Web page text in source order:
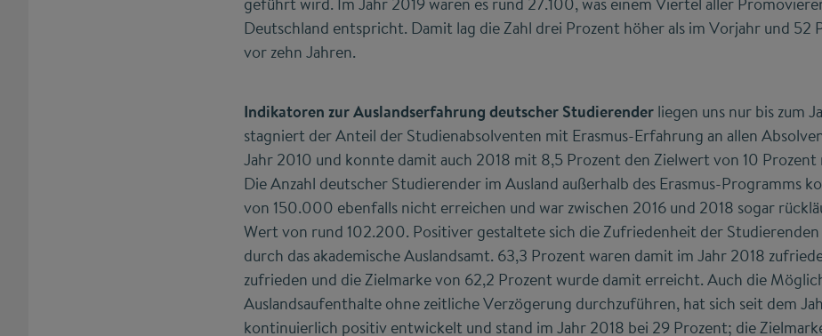
Deutschland entspricht. Damit lag die Zahl drei Prozent höher als im Vorjahr und 52
vor zehn Jahren.
Indikatoren zur Auslandserfahrung deutscher Studierender liegen uns nur bis zum
stagniert der Anteil der Studienabsolventen mit Erasmus-Erfahrung an allen
Jahr 2010 und konnte damit auch 2018 mit 8,5 Prozent den Zielwert von 10
Die Anzahl deutscher Studierender im Ausland außerhalb des Erasmus-Programms
von 150.000 ebenfalls nicht erreichen und war zwischen 2016 und 2018 sogar
Wert von rund 102.200. Positiver gestaltete sich die Zufriedenheit der
durch das akademische Auslandsamt. 63,3 Prozent waren damit im Jahr 2018
zufrieden und die Zielmarke von 62,2 Prozent wurde damit erreicht. Auch die
Auslandsaufenthalte ohne zeitliche Verzögerung durchzuführen, hat sich seit dem
kontinuierlich positiv entwickelt und stand im Jahr 2018 bei 29 Prozent; die